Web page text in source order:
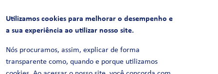
CERTIFICAÇÕES
Utilizamos cookies para melhorar o desempenho e
a sua experiência ao utilizar nosso site.
Nós procuramos, assim, explicar de forma
transparente como, quando e porque utilizamos